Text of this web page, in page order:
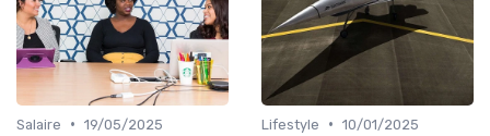
Salaire • 19/05/2025
Lifestyle • 10/01/2025